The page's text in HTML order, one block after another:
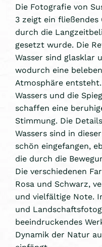
Die Fotografie von
3 zeigt ein fließendes
durch die
gesetzt wurde. Die
Wasser sind glasklar
wodurch eine
Atmosphäre
Wassers und die
schaffen eine
Stimmung. Die
Wassers sind in
schön eingefangen,
die durch die
Die verschiedenen
Rosa und Schwarz,
und vielfältige Note.
und
beeindruckendes
Dynamik der Natur